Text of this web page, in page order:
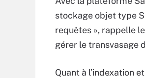
stockage objet type
requêtes », rappelle
gérer le transvasage
Quant à l’indexation